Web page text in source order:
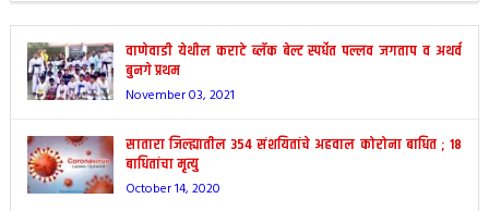
वाणेवाडी येथील कराटे ब्लॅक बेल्ट स्पर्धेत पल्लव जगताप व अथर्व
बुनगे प्रथम
November 03, 2021
सातारा जिल्ह्यातील 354 संशयितांचे अहवाल कोरोना बाधित ; 18
बाधितांचा मृत्यु
October 14, 2020